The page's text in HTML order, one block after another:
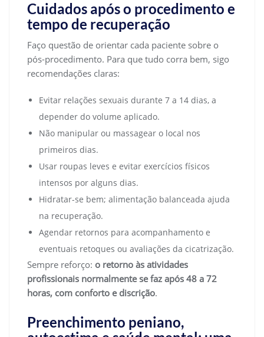
Cuidados após o procedimento e
tempo de recuperação
Faço questão de orientar cada paciente sobre o
pós-procedimento. Para que tudo corra bem, sigo
recomendações claras:
Evitar relações sexuais durante 7 a 14 dias, a
depender do volume aplicado.
Não manipular ou massagear o local nos
primeiros dias.
Usar roupas leves e evitar exercícios físicos
intensos por alguns dias.
Hidratar-se bem; alimentação balanceada ajuda
na recuperação.
Agendar retornos para acompanhamento e
eventuais retoques ou avaliações da cicatrização.
Sempre reforço: o retorno às atividades
profissionais normalmente se faz após 48 a 72
horas, com conforto e discrição.
Preenchimento peniano,